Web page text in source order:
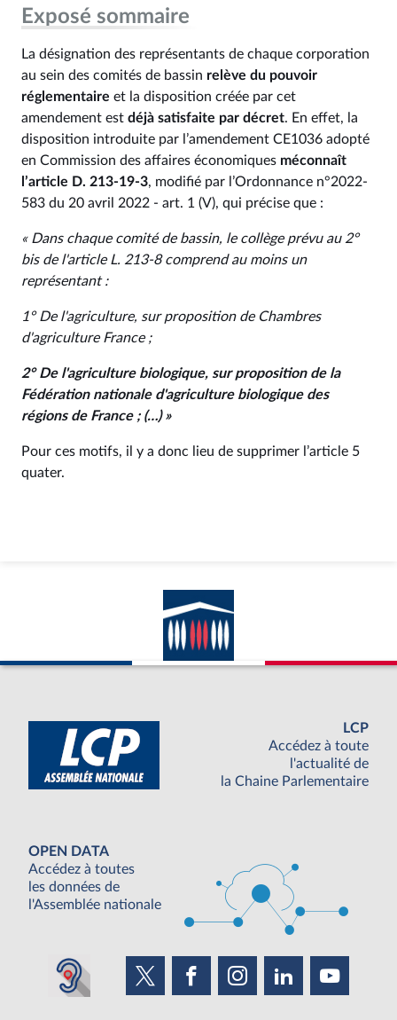
Exposé sommaire
La désignation des représentants de chaque corporation
au sein des comités de bassin relève du pouvoir
réglementaire et la disposition créée par cet
amendement est déjà satisfaite par décret. En effet, la
disposition introduite par l’amendement CE1036 adopté
en Commission des affaires économiques méconnaît
l’article D. 213-19-3, modifié par l’Ordonnance n°2022-
583 du 20 avril 2022 - art. 1 (V), qui précise que :
« Dans chaque comité de bassin, le collège prévu au 2°
bis de l'article L. 213-8 comprend au moins un
représentant :
1° De l'agriculture, sur proposition de Chambres
d'agriculture France ;
2° De l'agriculture biologique, sur proposition de la
Fédération nationale d'agriculture biologique des
régions de France ; (…) »
Pour ces motifs, il y a donc lieu de supprimer l’article 5
quater.
LCP
Accédez à toute
l'actualité de
la Chaine Parlementaire
OPEN DATA
Accédez à toutes
les données de
l'Assemblée nationale